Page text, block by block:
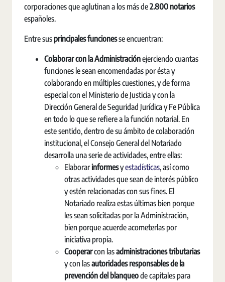
corporaciones que aglutinan a los más de2.800 notarios
españoles.
Entre sus principales funcionesse encuentran:
Colaborar con la Administraciónejerciendo cuantas
funciones le sean encomendadas por ésta y
colaborando en múltiples cuestiones, y de forma
especial con el Ministerio de Justicia y con la
Dirección General de Seguridad Jurídica y Fe Pública
en todo lo que se refiere a la función notarial. En
este sentido, dentro de su ámbito de colaboración
institucional, el Consejo General del Notariado
desarrolla una serie de actividades, entre ellas:
Elaborarinformesyestadísticas, así como
otras actividades que sean de interés público
y estén relacionadas con sus fines. El
Notariado realiza estas últimas bien porque
les sean solicitadas por la Administración,
bien porque acuerde acometerlas por
iniciativa propia.
Cooperarcon lasadministraciones tributarias
y con lasautoridades responsables de la
prevención del blanqueode capitales para